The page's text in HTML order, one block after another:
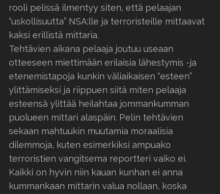
rooli pelissä ilmentyy siten, että pelaajan
“uskollisuutta” NSA:lle ja terroristeille mittaavat
kaksi erillistä mittaria.
Tehtävien aikana pelaaja joutuu useaan
otteeseen miettimään erilaisia lähestymis -ja
etenemistapoja kunkin väliaikaisen “esteen”
ylittämiseksi ja riippuen siitä miten pelaaja
esteensä ylittää heilahtaa jommankumman
puolueen mittari alaspäin. Pelin tehtävien
sekaan mahtuukin muutamia moraalisia
dilemmoja, kuten esimerkiksi ampuako
terroristien vangitsema reportteri vaiko ei.
Kaikki on hyvin niin kauan kunhan ei anna
kummankaan mittarin valua nollaan, koska